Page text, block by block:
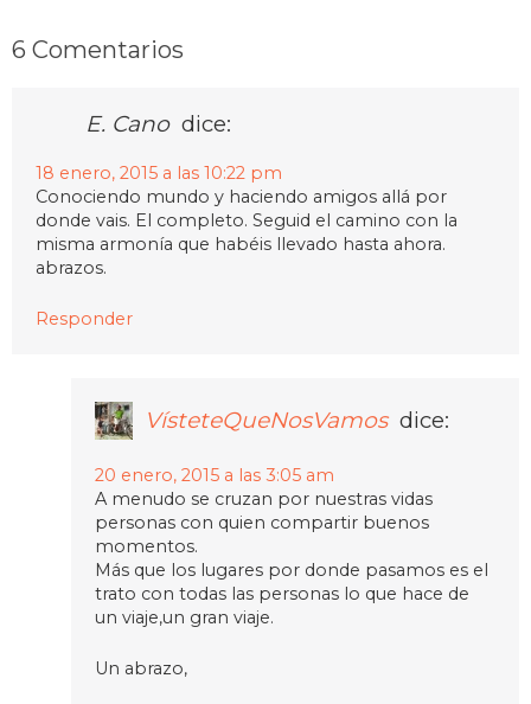
6 Comentarios
E. Cano dice:
18 enero, 2015 a las 10:22 pm
Conociendo mundo y haciendo amigos allá por
donde vais. El completo. Seguid el camino con la
misma armonía que habéis llevado hasta ahora.
abrazos.
Responder
VísteteQueNosVamos dice:
20 enero, 2015 a las 3:05 am
A menudo se cruzan por nuestras vidas
personas con quien compartir buenos
momentos.
Más que los lugares por donde pasamos es el
trato con todas las personas lo que hace de
un viaje,un gran viaje.
Un abrazo,